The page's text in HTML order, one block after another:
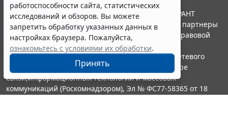
работоспособности сайта, статистических
исследований и обзоров. Вы можете
запретить обработку указанных данных в
настройках браузера. Пожалуйста,
ознакомьтесь с условиями их обработки.
Принять
© ООО "НПП "ГАРАНТ-СЕРВИС", 2026. Система ГАРАНТ
выпускается с 1990 года. Компания "Гарант" и ее партнеры
являются участниками Российской ассоциации правовой
информации ГАРАНТ.
Портал ГАРАНТ.РУ зарегистрирован в качестве сетевого
издания Федеральной службой по надзору в сфере
связи,информационных технологий и массовых
коммуникаций (Роскомнадзором), Эл № ФС77-58365 от 18